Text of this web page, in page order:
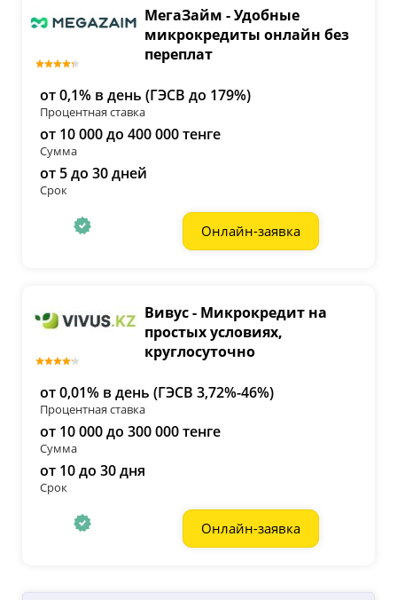
МегаЗайм - Удобные
микрокредиты онлайн без
переплат
от 0,1% в день (ГЭСВ до 179%)
Процентная ставка
от 10 000 до 400 000 тенге
Сумма
от 5 до 30 дней
Срок
Онлайн-заявка
Вивус - Микрокредит на
простых условиях,
круглосуточно
от 0,01% в день (ГЭСВ 3,72%-46%)
Процентная ставка
от 10 000 до 300 000 тенге
Сумма
от 10 до 30 дня
Срок
Онлайн-заявка